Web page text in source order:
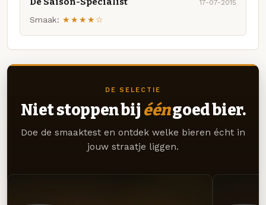
17-07-2015
Smaak: ★★★★☆
DE SELECTIE
Niet stoppen bij ééngoed bier.
Doe de smaaktest en ontdek welke bieren écht in
jouw straatje liggen.